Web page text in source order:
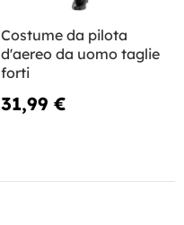
Costume da pilota
d'aereo da uomo taglie
forti
31,99 €